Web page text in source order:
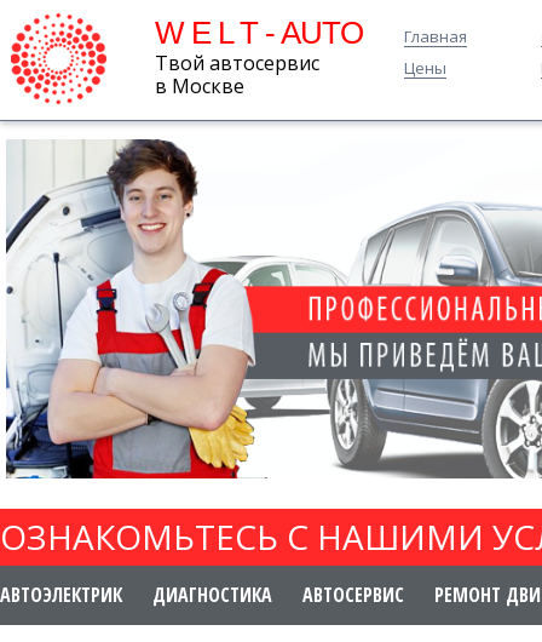
W E L T - AUTO
Твой автосервис
в Москве
Главная
Цены
ОЗНАКОМЬТЕСЬ С НАШИМИ
АВТОЭЛЕКТРИК ДИАГНОСТИКА АВТОСЕРВИС РЕМОНТ